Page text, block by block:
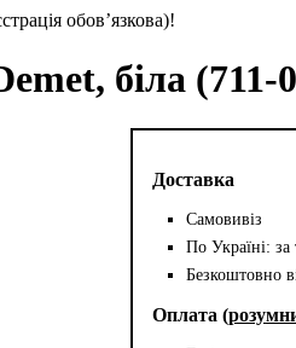
обов’язкова)!
біла (711-
Доставка
Самовивіз
По Україні:
Безкоштовно
Оплата (